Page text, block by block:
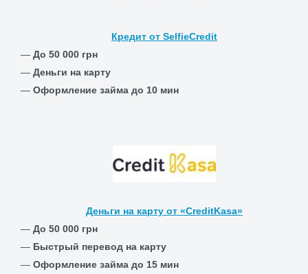
Кредит от SelfieCredit
— До 50 000 грн
— Деньги на карту
— Оформление займа до 10 мин
Деньги на карту от «CreditKasa»
— До 50 000 грн
— Быстрый перевод на карту
— Оформление займа до 15 мин